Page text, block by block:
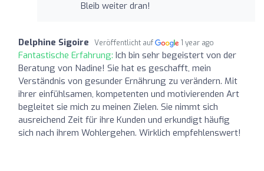
Bleib weiter dran!
Delphine Sigoire Veröffentlicht auf 1 year ago
Fantastische Erfahrung: Ich bin sehr begeistert von der
Beratung von Nadine! Sie hat es geschafft, mein
Verständnis von gesunder Ernährung zu verändern. Mit
ihrer einfühlsamen, kompetenten und motivierenden Art
begleitet sie mich zu meinen Zielen. Sie nimmt sich
ausreichend Zeit für ihre Kunden und erkundigt häufig
sich nach ihrem Wohlergehen. Wirklich empfehlenswert!